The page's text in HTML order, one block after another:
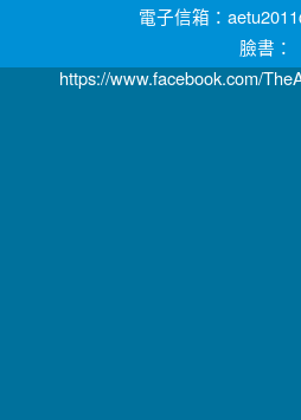
電子信箱：
臉書：
https://www.facebook.com/